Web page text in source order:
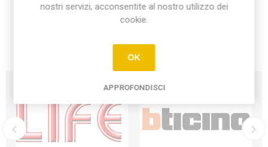
nostri servizi, acconsentite al nostro utilizzo dei
cookie.
OK
APPROFONDISCI